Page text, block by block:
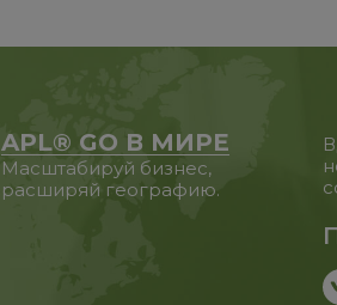
APL® GO В МИРЕ
Масштабируй бизнес,
расширяй географию.